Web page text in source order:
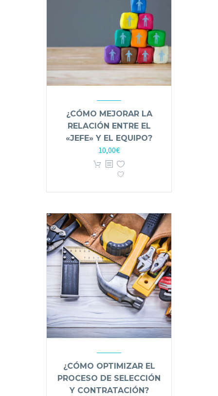
¿CÓMO MEJORAR LA
RELACIÓN ENTRE EL
«JEFE» Y EL EQUIPO?
10,00€
¿CÓMO OPTIMIZAR EL
PROCESO DE SELECCIÓN
Y CONTRATACIÓN?